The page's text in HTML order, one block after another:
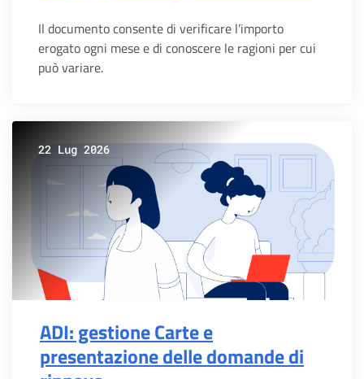
Il documento consente di verificare l’importo
erogato ogni mese e di conoscere le ragioni per cui
può variare.
22 Lug 2026
ADI: gestione Carte e
presentazione delle domande di